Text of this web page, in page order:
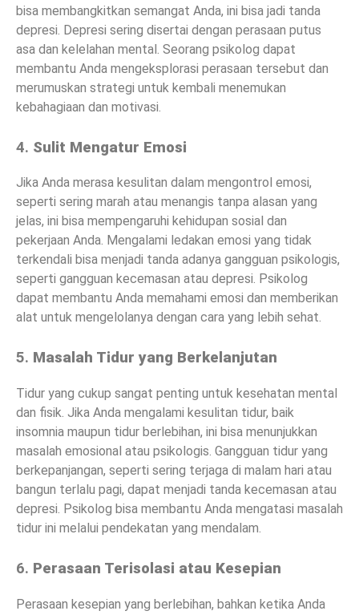
bisa membangkitkan semangat Anda, ini bisa jadi tanda
depresi. Depresi sering disertai dengan perasaan putus
asa dan kelelahan mental. Seorang psikolog dapat
membantu Anda mengeksplorasi perasaan tersebut dan
merumuskan strategi untuk kembali menemukan
kebahagiaan dan motivasi.
4. Sulit Mengatur Emosi
Jika Anda merasa kesulitan dalam mengontrol emosi,
seperti sering marah atau menangis tanpa alasan yang
jelas, ini bisa mempengaruhi kehidupan sosial dan
pekerjaan Anda. Mengalami ledakan emosi yang tidak
terkendali bisa menjadi tanda adanya gangguan psikologis,
seperti gangguan kecemasan atau depresi. Psikolog
dapat membantu Anda memahami emosi dan memberikan
alat untuk mengelolanya dengan cara yang lebih sehat.
5. Masalah Tidur yang Berkelanjutan
Tidur yang cukup sangat penting untuk kesehatan mental
dan fisik. Jika Anda mengalami kesulitan tidur, baik
insomnia maupun tidur berlebihan, ini bisa menunjukkan
masalah emosional atau psikologis. Gangguan tidur yang
berkepanjangan, seperti sering terjaga di malam hari atau
bangun terlalu pagi, dapat menjadi tanda kecemasan atau
depresi. Psikolog bisa membantu Anda mengatasi masalah
tidur ini melalui pendekatan yang mendalam.
6. Perasaan Terisolasi atau Kesepian
Perasaan kesepian yang berlebihan, bahkan ketika Anda